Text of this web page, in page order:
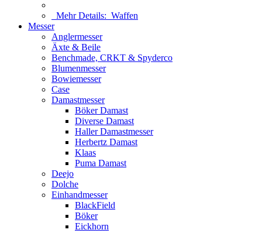
Mehr Details: Waffen
Messer
Anglermesser
Äxte & Beile
Benchmade, CRKT & Spyderco
Blumenmesser
Bowiemesser
Case
Damastmesser
Böker Damast
Diverse Damast
Haller Damastmesser
Herbertz Damast
Klaas
Puma Damast
Deejo
Dolche
Einhandmesser
BlackField
Böker
Eickhorn